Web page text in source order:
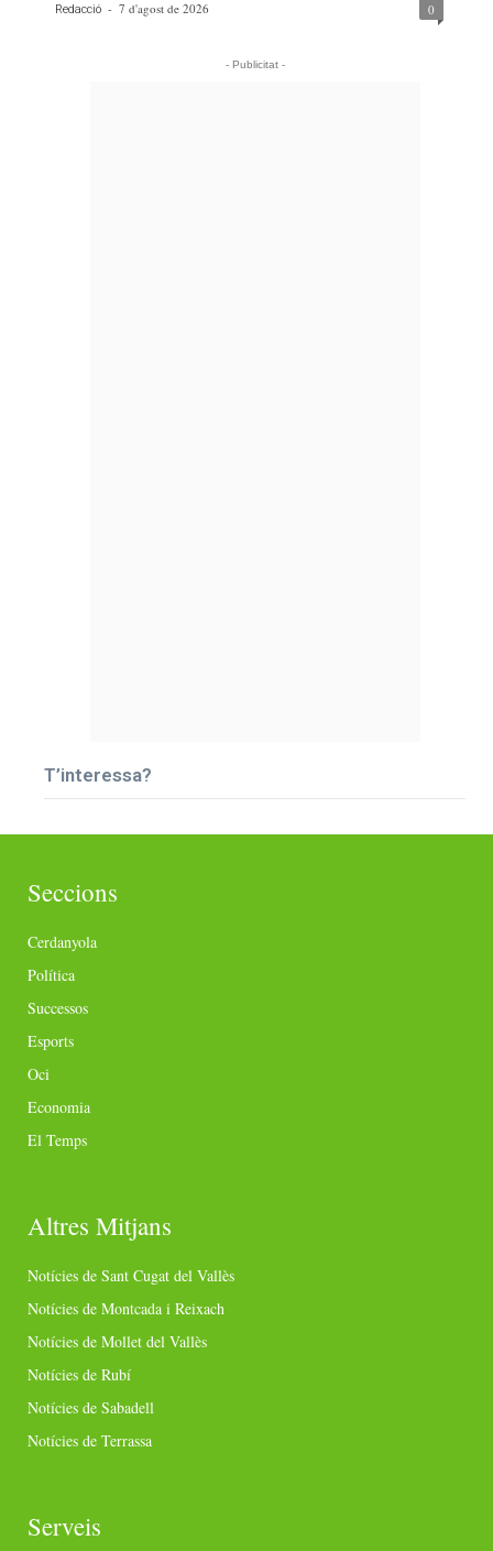
Redacció - 7 d'agost de 2026 0
- Publicitat -
T’interessa?
Seccions
Cerdanyola
Política
Successos
Esports
Oci
Economia
El Temps
Altres Mitjans
Notícies de Sant Cugat del Vallès
Notícies de Montcada i Reixach
Notícies de Mollet del Vallès
Notícies de Rubí
Notícies de Sabadell
Notícies de Terrassa
Serveis